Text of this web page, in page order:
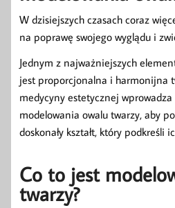
W dzisiejszych czasach coraz
na poprawę swojego wyglądu i
Jednym z najważniejszych
jest proporcjonalna i harmonijna
medycyny estetycznej
modelowania owalu twarzy, aby
doskonały kształt, który podkreśli
Co to jest
twarzy?